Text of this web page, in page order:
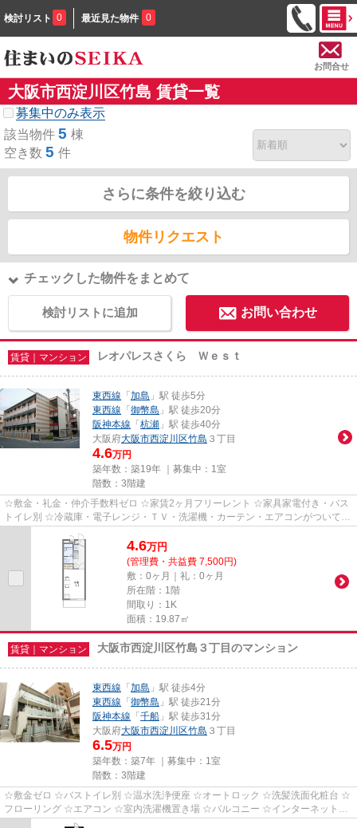
検討リスト 0 最近見た物件 0
お問合せ
大阪市西淀川区竹島 賃貸一覧
募集中のみ表示
該当物件 5 棟
空き数 5 件
さらに条件を絞り込む
物件リクエスト
チェックした物件をまとめて
検討リストに追加 お問い合わせ
賃貸｜マンション レオパレスさくら Ｗｅｓｔ
東西線 「 加島 」駅 徒歩5分
東西線 「 御幣島 」駅 徒歩20分
阪神本線 「 杭瀬 」駅 徒歩40分
大阪府大阪市西淀川区竹島 ３丁目
4.6万円
築年数：築19年 ｜募集中： 1室
階数：3階建
☆敷金・礼金・仲介手数料ゼロ ☆家賃2ヶ月フリーレント ☆家具家電付き・バス
トイレ別 ☆冷蔵庫・電子レンジ・ＴＶ・洗濯機・カーテン・エアコンがついてい
4.6万円
(管理費・共益費 7,500円)
敷：0ヶ月｜礼：0ヶ月
所在階：1階
間取り：1K
面積：19.87㎡
賃貸｜マンション 大阪市西淀川区竹島３丁目のマンション
東西線 「 加島 」駅 徒歩4分
東西線 「 御幣島 」駅 徒歩21分
阪神本線 「 千船 」駅 徒歩31分
大阪府大阪市西淀川区竹島 ３丁目
6.5万円
築年数：築7年 ｜募集中： 1室
階数：3階建
☆敷金ゼロ ☆バストイレ別 ☆温水洗浄便座 ☆オートロック ☆洗髪洗面化粧台 ☆
フローリング ☆エアコン ☆室内洗濯機置き場 ☆バルコニー ☆インターネット無